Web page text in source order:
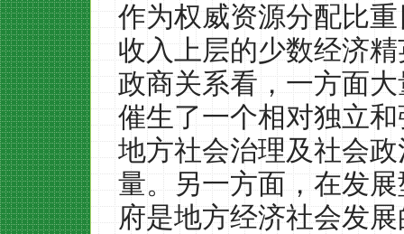
作为权威资源分配比
收入上层的少数经济
政商关系看，一方面
催生了一个相对独立
地方社会治理及社会
量。另一方面，在发
府是地方经济社会发